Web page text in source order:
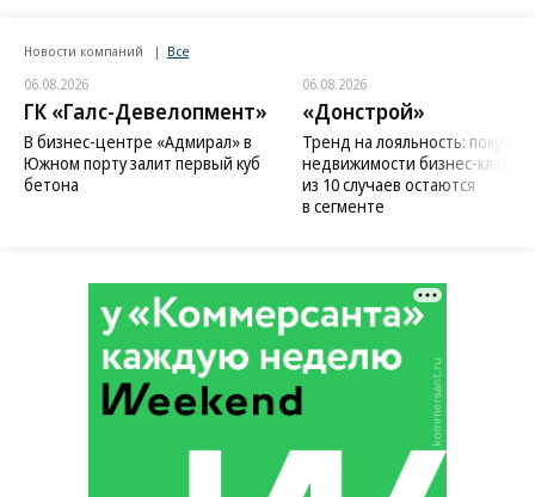
Новости компаний Все
06.08.2026
ГК «Галс-Девелопмент»
В бизнес-центре «Адмирал» в
Южном порту залит первый куб
бетона
06.08.2026
«Донстрой»
Тренд на лояльность:
недвижимости бизнес-класса
из 10 случаев остаются
в сегменте